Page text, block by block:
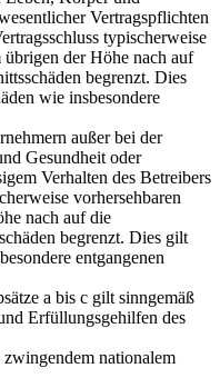
Vertragspflichten
typischerweise
übrigen der Höhe nach auf
begrenzt. Dies
wie insbesondere
außer bei der
Gesundheit oder
Verhalten des Betreibers
vorhersehbaren
nach auf die
begrenzt. Dies gilt
entgangenen
a bis c gilt sinngemäß
Erfüllungsgehilfen des
nationalem